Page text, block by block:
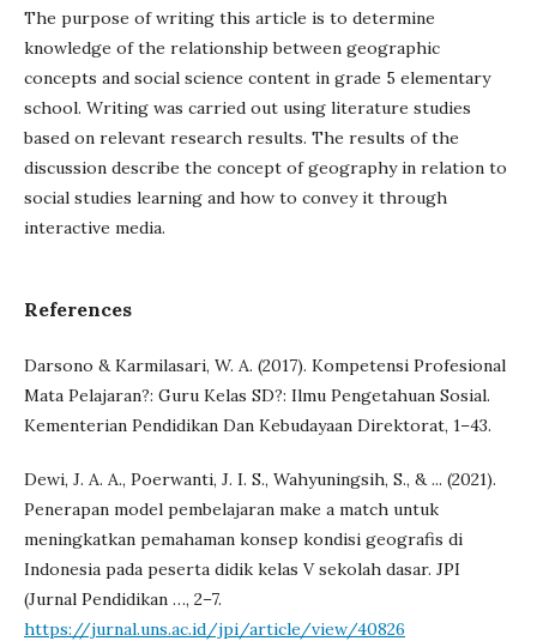
The purpose of writing this article is to determine
knowledge of the relationship between geographic
concepts and social science content in grade 5 elementary
school. Writing was carried out using literature studies
based on relevant research results. The results of the
discussion describe the concept of geography in relation to
social studies learning and how to convey it through
interactive media.
References
Darsono & Karmilasari, W. A. (2017). Kompetensi Profesional
Mata Pelajaran?: Guru Kelas SD?: Ilmu Pengetahuan Sosial.
Kementerian Pendidikan Dan Kebudayaan Direktorat, 1–43.
Dewi, J. A. A., Poerwanti, J. I. S., Wahyuningsih, S., & ... (2021).
Penerapan model pembelajaran make a match untuk
meningkatkan pemahaman konsep kondisi geografis di
Indonesia pada peserta didik kelas V sekolah dasar. JPI
(Jurnal Pendidikan …, 2–7.
https://jurnal.uns.ac.id/jpi/article/view/40826